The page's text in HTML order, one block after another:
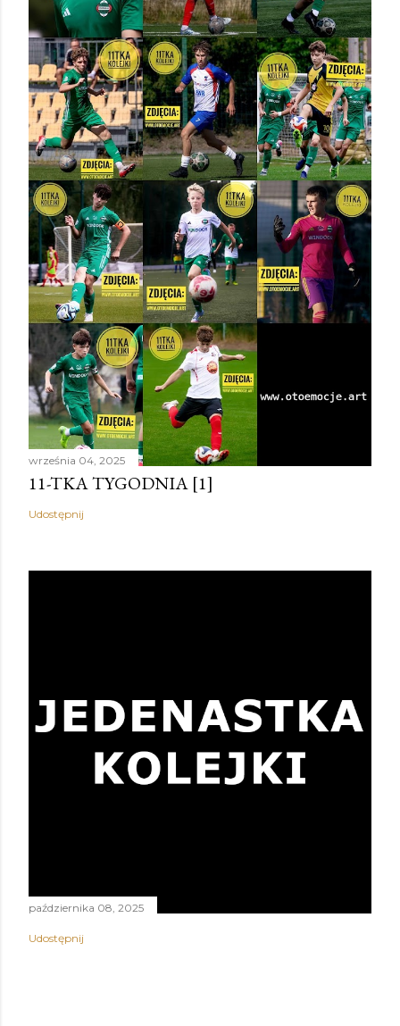
września 04, 2025
11-TKA TYGODNIA [1]
Udostępnij
października 08, 2025
Udostępnij